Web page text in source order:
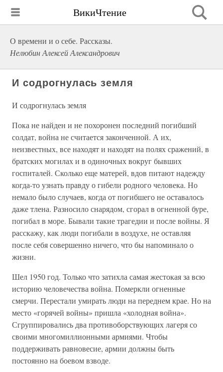
ВикиЧтение
О времени и о себе. Рассказы.
Нелюбин Алексей Александрович
И содрогнулась земля
И содрогнулась земля
Пока не найден и не похоронен последний погибший
солдат, война не считается законченной. А их,
неизвестных, все находят и находят на полях сражений, в
братских могилах и в одиночных вокруг бывших
госпиталей. Сколько еще матерей, вдов питают надежду
когда-то узнать правду о гибели родного человека. Но
немало было случаев, когда от погибшего не оставалось
даже тлена. Разносило снарядом, сгорал в огненной буре,
погибал в море. Бывали такие трагедии и после войны. Я
расскажу, как люди погибали в воздухе, не оставляя
после себя совершенно ничего, что бы напоминало о
жизни.
Шел 1950 год. Только что затихла самая жестокая за всю
историю человечества война. Померкли огненные
смерчи. Перестали умирать люди на переднем крае. Но на
место «горячей войны» пришла «холодная война».
Сгруппировались два противоборствующих лагеря со
своими многомиллионными армиями. Чтобы
поддерживать равновесие, армии должны быть
постоянно на боевом взводе.